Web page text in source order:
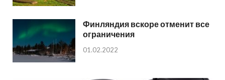
Финляндия вскоре отменит все
ограничения
01.02.2022